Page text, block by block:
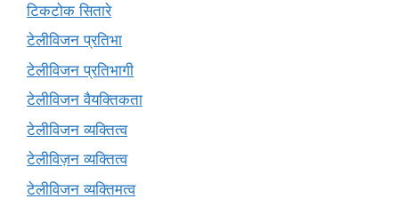
टिकटोक सितारे
टेलीविजन प्रतिभा
टेलीविजन प्रतिभागी
टेलीविजन वैयक्तिकता
टेलीविजन व्यक्तित्व
टेलीविज़न व्यक्तित्व
टेलीविजन व्यक्तिमत्व